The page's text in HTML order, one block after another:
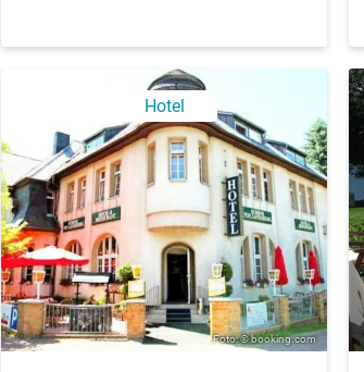
Hotel
Foto: © booking.com